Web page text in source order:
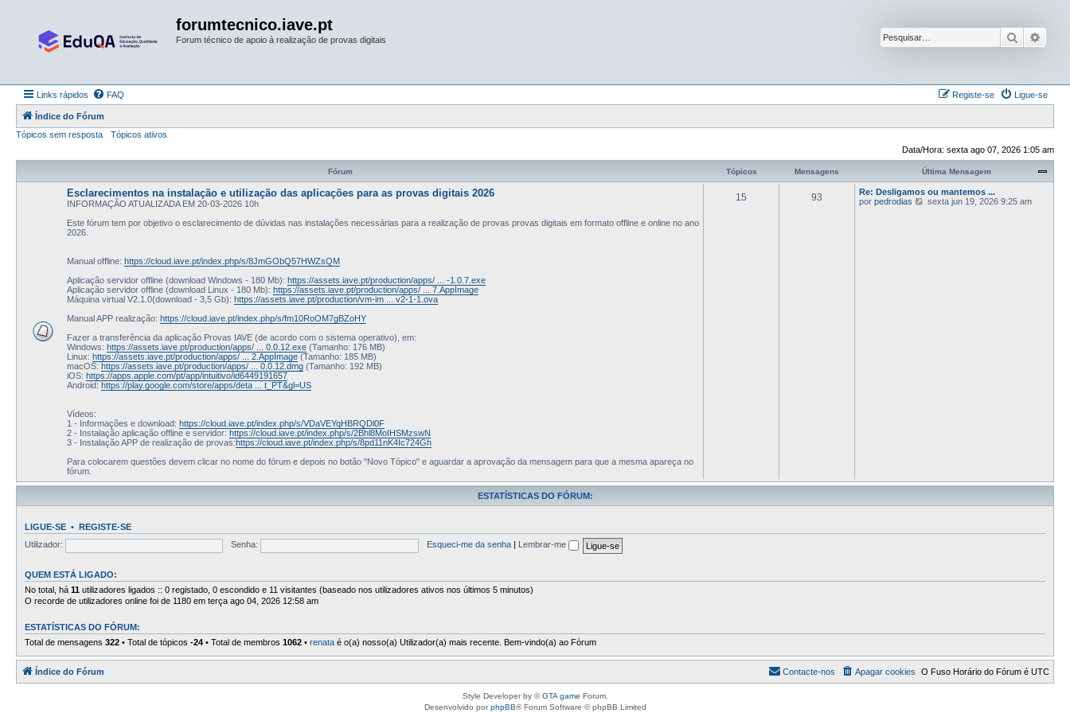
forumtecnico.iave.pt
Forum técnico de apoio à realização de provas digitais Pesquisar
Links rápidos FAQ Ligue-se
Registe-se
Índice do Fórum
Tópicos sem resposta
Tópicos ativos
Data/Hora: sexta ago 07, 2026 1:05 am
Fórum Tópicos Mensagens Última Mensagem
Esclarecimentos na instalação e utilização das aplicações para as provas digitais 2026
INFORMAÇÃO ATUALIZADA EM 20-03-2026 10h
Este fórum tem por objetivo o esclarecimento de dúvidas nas instalações necessárias para a realização de provas provas digitais em formato offline e online no ano
2026.
Manual offline: https://cloud.iave.pt/index.php/s/8JmGObQ57HWZsQM
Aplicação servidor offline (download Windows - 180 Mb): https://assets.iave.pt/production/apps/ ... -1.0.7.exe
Aplicação servidor offline (download Linux - 180 Mb): https://assets.iave.pt/production/apps/ ... 7.AppImage
Máquina virtual V2.1.0(download - 3,5 Gb): https://assets.iave.pt/production/vm-im ... v2-1-1.ova
Manual APP realização: https://cloud.iave.pt/index.php/s/fm10RoOM7gBZoHY
Fazer a transferência da aplicação Provas IAVE (de acordo com o sistema operativo), em:
Windows: https://assets.iave.pt/production/apps/ ... 0.0.12.exe (Tamanho: 176 MB)
Linux: https://assets.iave.pt/production/apps/ ... 2.AppImage (Tamanho: 185 MB)
macOS: https://assets.iave.pt/production/apps/ ... 0.0.12.dmg (Tamanho: 192 MB)
iOS: https://apps.apple.com/pt/app/intuitivo/id6449191657
Android: https://play.google.com/store/apps/deta ... t_PT&gl=US
Vídeos:
1 - Informações e download: https://cloud.iave.pt/index.php/s/VDaVEYqHBRQDl0F
2 - Instalação aplicação offline e servidor: https://cloud.iave.pt/index.php/s/2Bhl8MoIHSMzswN
3 - Instalação APP de realização de provas:https://cloud.iave.pt/index.php/s/8pd11nK4Ic724Gh
Para colocarem questões devem clicar no nome do fórum e depois no botão "Novo Tópico" e aguardar a aprovação da mensagem para que a mesma apareça no
fórum.
15 93
Re: Desligamos ou mantemos ...
por pedrodias
Vsexta jun 19, 2026 9:25 am
ESTATÍSTICAS DO FÓRUM:
LIGUE-SE • REGISTE-SE
Utilizador:
Senha: Esqueci-me da senha Lembrar-me
QUEM ESTÁ LIGADO:
No total, há 11 utilizadores ligados :: 0 registado, 0 escondido e 11 visitantes (baseado nos utilizadores ativos nos últimos 5 minutos)
O recorde de utilizadores online foi de 1180 em terça ago 04, 2026 12:58 am
ESTATÍSTICAS DO FÓRUM:
Total de mensagens 322 • Total de tópicos -24 • Total de membros 1062 • renata é o(a) nosso(a) Utilizador(a) mais recente. Bem-vindo(a) ao Fórum
Índice do Fórum O Fuso Horário do Fórum é UTC
Apagar cookies
Contacte-nos
Style Developer by ©GTA game Forum.
Desenvolvido porphpBB® Forum Software © phpBB Limited